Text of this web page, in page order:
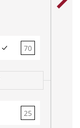
70
25
25
70